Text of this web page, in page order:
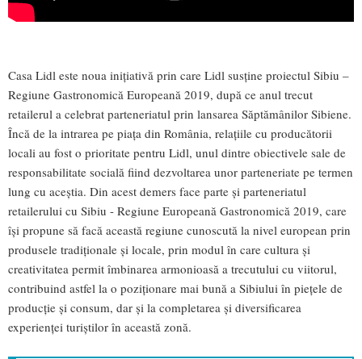
Casa Lidl este noua inițiativă prin care Lidl susține proiectul Sibiu –
Regiune Gastronomică Europeană 2019, după ce anul trecut
retailerul a celebrat parteneriatul prin lansarea Săptămânilor Sibiene.
Încă de la intrarea pe piața din România, relațiile cu producătorii
locali au fost o prioritate pentru Lidl, unul dintre obiectivele sale de
responsabilitate socială fiind dezvoltarea unor parteneriate pe termen
lung cu aceștia. Din acest demers face parte și parteneriatul
retailerului cu Sibiu - Regiune Europeană Gastronomică 2019, care
își propune să facă această regiune cunoscută la nivel european prin
produsele tradiționale și locale, prin modul în care cultura și
creativitatea permit îmbinarea armonioasă a trecutului cu viitorul,
contribuind astfel la o poziționare mai bună a Sibiului în piețele de
producție și consum, dar și la completarea și diversificarea
experienței turiștilor în această zonă.